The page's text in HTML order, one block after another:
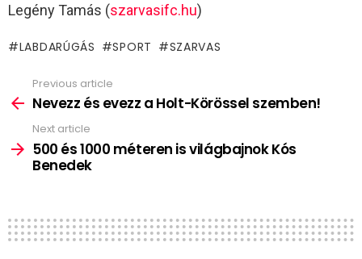
Legény Tamás (szarvasifc.hu)
LABDARÚGÁS SPORT SZARVAS
more
Previous article
Nevezz és evezz a Holt-Körössel szemben!
Next article
500 és 1000 méteren is világbajnok Kós
Benedek